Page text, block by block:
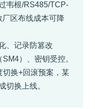
韦根/RS485/TCP-
厂区布线成本可降
、记录防篡改
）、密钥受控。
切换+回滚预案，某
切换上线。